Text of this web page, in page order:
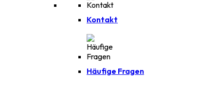
Kontakt
Häufige Fragen